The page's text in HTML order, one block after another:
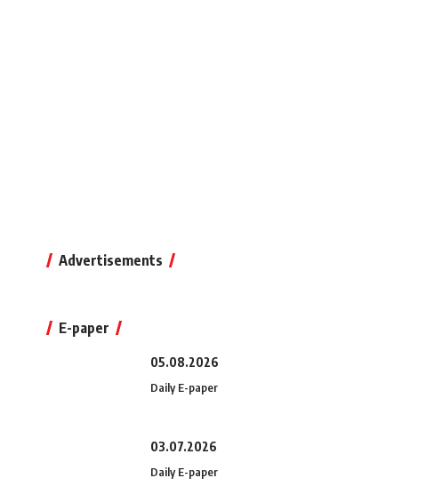
Advertisements
E-paper
05.08.2026
Daily E-paper
03.07.2026
Daily E-paper